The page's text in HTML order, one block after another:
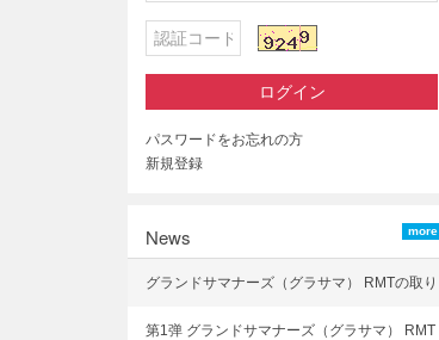
ログイン
パスワードをお忘れの方
新規登録
more
News
グランドサマナーズ（グラサマ） RMTの取り
第1弹 グランドサマナーズ（グラサマ） RMT